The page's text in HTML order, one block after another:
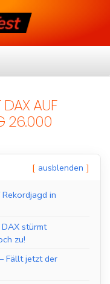
DAX AUF
26.000
ausblenden
in
stürmt
zu!
Fällt jetzt der